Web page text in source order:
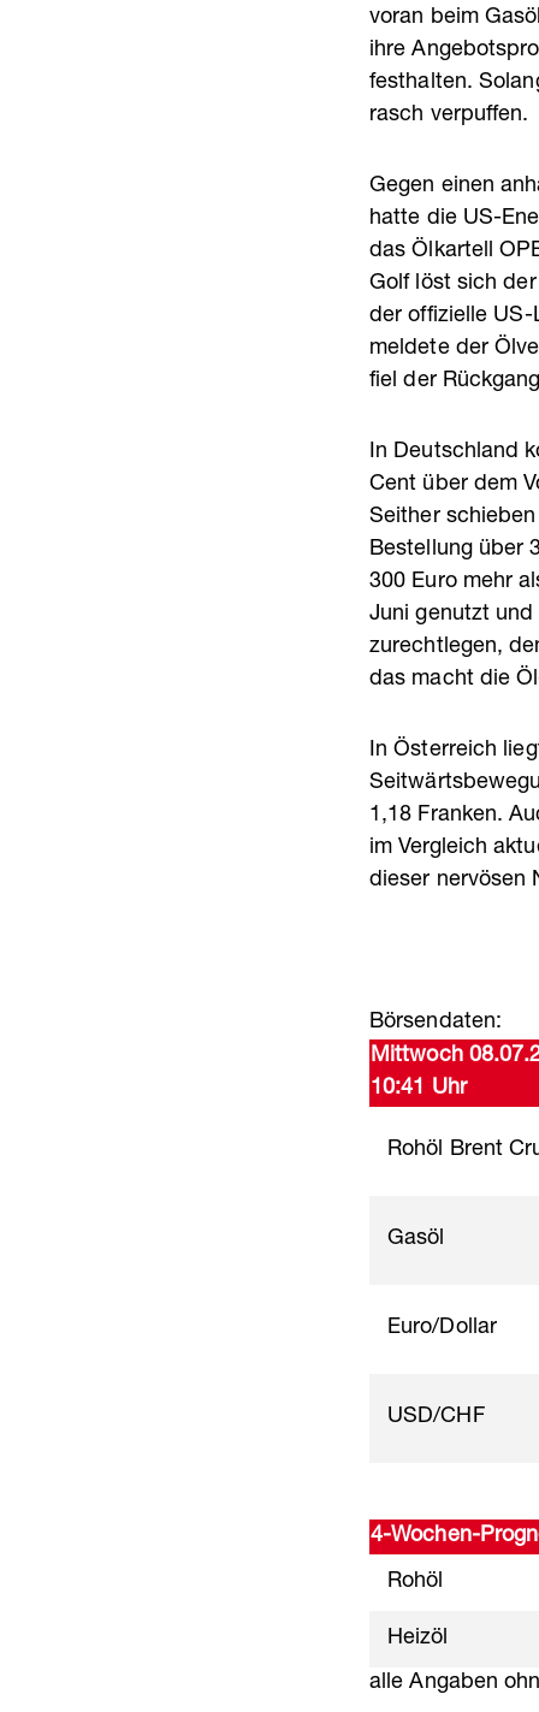
voran beim
ihre
festhalten.
rasch verpuffen.
Gegen einen
hatte die US-
das Ölkartell
Golf löst sich
der offizielle US-
meldete der
fiel der
In Deutschland
Cent über dem
Seither
Bestellung über
300 Euro mehr
Juni genutzt und
zurechtlegen,
das macht die
In Österreich
1,18 Franken.
im Vergleich
dieser nervösen
Börsendaten:
Mittwoch
10:41 Uhr
Rohöl Brent
Gasöl
Euro/Dollar
USD/CHF
4-Wochen-
Rohöl
Heizöl
alle Angaben